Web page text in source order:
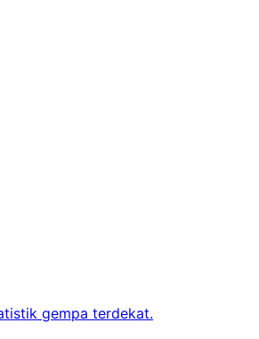
gempa terdekat.